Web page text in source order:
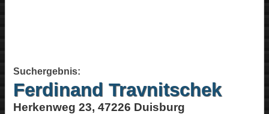
Suchergebnis:
Ferdinand Travnitschek
Herkenweg 23, 47226 Duisburg